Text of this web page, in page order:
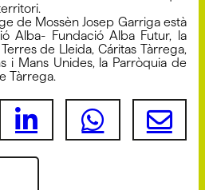
de Mossèn Josep Garriga està
Alba- Fundació Alba Futur, la
de Lleida, Cáritas Tàrrega,
i Mans Unides, la Parròquia de
Tàrrega.